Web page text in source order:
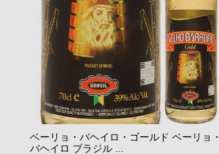
ベーリョ・バヘイロ・ゴールド ベーリョ・
バヘイロ ブラジル ...